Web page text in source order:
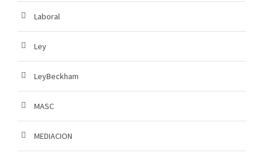
Laboral
Ley
LeyBeckham
MASC
MEDIACION